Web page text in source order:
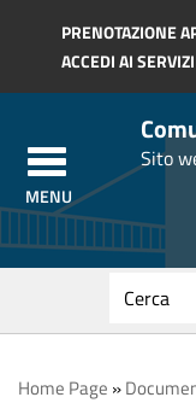
Regione Toscana
PRENOTAZIONE
ACCEDI AI SERVIZI
Sito
testo
da
cercare
ricerca
Home Page »